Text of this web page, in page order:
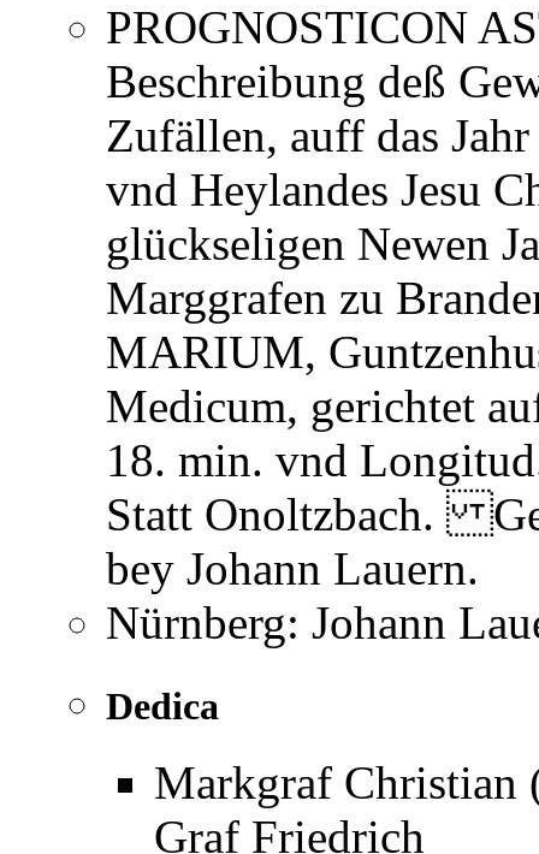
PROGNOSTICON
Beschreibung deß
Zufällen, auff das
vnd Heylandes Jesu
glückseligen Newen
Marggrafen zu
MARIUM,
Medicum, gerichtet
18. min. vnd
Statt Onoltzbach.
bey Johann Lauern.
Nürnberg: Johann
Dedica
Markgraf Christian
Graf Friedrich